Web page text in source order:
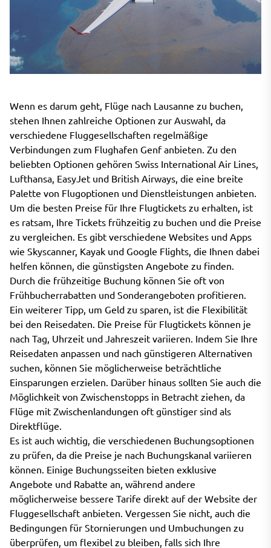
Wenn es darum geht, Flüge nach Lausanne zu buchen,
stehen Ihnen zahlreiche Optionen zur Auswahl, da
verschiedene Fluggesellschaften regelmäßige
Verbindungen zum Flughafen Genf anbieten. Zu den
beliebten Optionen gehören Swiss International Air Lines,
Lufthansa, EasyJet und British Airways, die eine breite
Palette von Flugoptionen und Dienstleistungen anbieten.
Um die besten Preise für Ihre Flugtickets zu erhalten, ist
es ratsam, Ihre Tickets frühzeitig zu buchen und die Preise
zu vergleichen. Es gibt verschiedene Websites und Apps
wie Skyscanner, Kayak und Google Flights, die Ihnen dabei
helfen können, die günstigsten Angebote zu finden.
Durch die frühzeitige Buchung können Sie oft von
Frühbucherrabatten und Sonderangeboten profitieren.
Ein weiterer Tipp, um Geld zu sparen, ist die Flexibilität
bei den Reisedaten. Die Preise für Flugtickets können je
nach Tag, Uhrzeit und Jahreszeit variieren. Indem Sie Ihre
Reisedaten anpassen und nach günstigeren Alternativen
suchen, können Sie möglicherweise beträchtliche
Einsparungen erzielen. Darüber hinaus sollten Sie auch die
Möglichkeit von Zwischenstopps in Betracht ziehen, da
Flüge mit Zwischenlandungen oft günstiger sind als
Direktflüge.
Es ist auch wichtig, die verschiedenen Buchungsoptionen
zu prüfen, da die Preise je nach Buchungskanal variieren
können. Einige Buchungsseiten bieten exklusive
Angebote und Rabatte an, während andere
möglicherweise bessere Tarife direkt auf der Website der
Fluggesellschaft anbieten. Vergessen Sie nicht, auch die
Bedingungen für Stornierungen und Umbuchungen zu
überprüfen, um flexibel zu bleiben, falls sich Ihre